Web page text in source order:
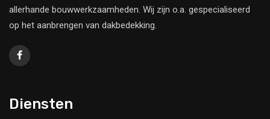
allerhande bouwwerkzaamheden. Wij zijn o.a. gespecialiseerd
op het aanbrengen van dakbedekking.
Diensten